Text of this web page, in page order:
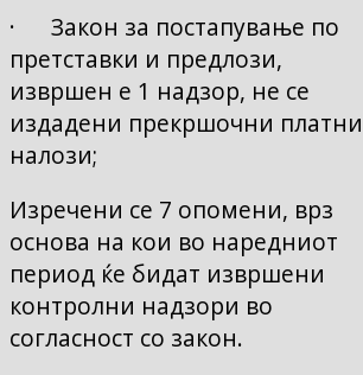
· Закон за постапување по
претставки и предлози,
извршен е 1 надзор, не се
издадени прекршочни платни
налози;
Изречени се 7 опомени, врз
основа на кои во наредниот
период ќе бидат извршени
контролни надзори во
согласност со закон.